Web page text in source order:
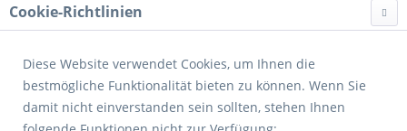
Cookie-Richtlinien
Diese Website verwendet Cookies, um Ihnen die
bestmögliche Funktionalität bieten zu können. Wenn Sie
damit nicht einverstanden sein sollten, stehen Ihnen